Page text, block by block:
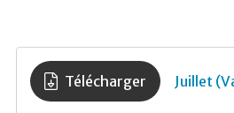
Télécharger Juillet